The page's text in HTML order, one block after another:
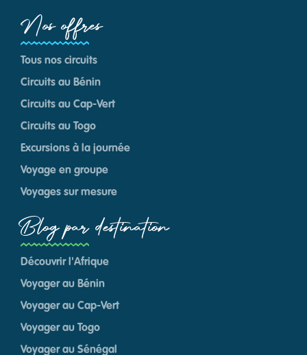
Nos offres
Tous nos circuits
Circuits au Bénin
Circuits au Cap-Vert
Circuits au Togo
Excursions à la journée
Voyage en groupe
Voyages sur mesure
Blog par destination
Découvrir l'Afrique
Voyager au Bénin
Voyager au Cap-Vert
Voyager au Togo
Voyager au Sénégal